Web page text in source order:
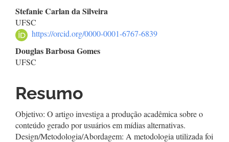
Conteúdo
do
artigo
principal
Stefanie Carlan da Silveira
UFSC
https://orcid.org/0000-0001-6767-6839
Douglas Barbosa Gomes
UFSC
Resumo
Objetivo: O artigo investiga a produção acadêmica sobre o
conteúdo gerado por usuários em mídias alternativas.
Design/Metodologia/Abordagem: A metodologia utilizada foi